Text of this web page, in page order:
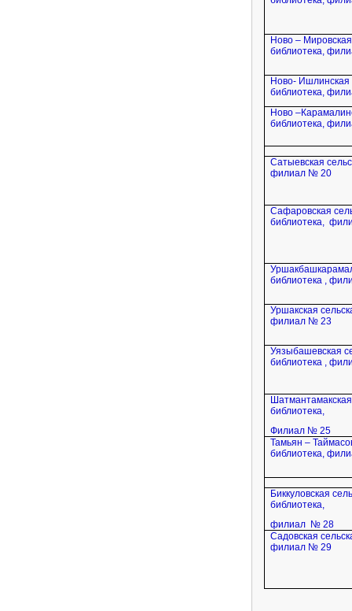
Ново –
библиотека,
Ново- Ишлинская
библиотека,
Ново
библиотека,
Сатыевская
филиал № 20
Сафаровская
библиотека,
библиотека ,
Уршакская
филиал № 23
Уязыбашевская
библиотека ,
библиотека,
Филиал № 25
Тамьян –
библиотека,
Биккуловская
библиотека,
филиал № 28
Садовская
филиал № 29